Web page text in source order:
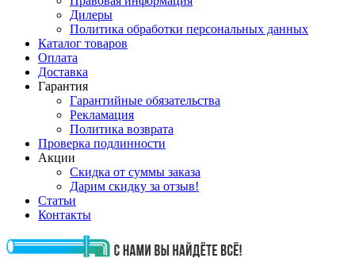
Дилеры
Политика обработки персональных данных
Каталог товаров
Оплата
Доставка
Гарантия
Гарантийные обязательства
Рекламация
Политика возврата
Проверка подлинности
Акции
Скидка от суммы заказа
Дарим скидку за отзыв!
Статьи
Контакты